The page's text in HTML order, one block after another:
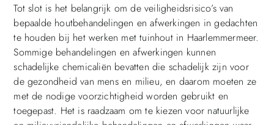
Tot slot is het belangrijk om de veiligheidsrisico’s van
bepaalde houtbehandelingen en afwerkingen in gedachten
te houden bij het werken met tuinhout in Haarlemmermeer.
Sommige behandelingen en afwerkingen kunnen
schadelijke chemicaliën bevatten die schadelijk zijn voor
de gezondheid van mens en milieu, en daarom moeten ze
met de nodige voorzichtigheid worden gebruikt en
toegepast. Het is raadzaam om te kiezen voor natuurlijke